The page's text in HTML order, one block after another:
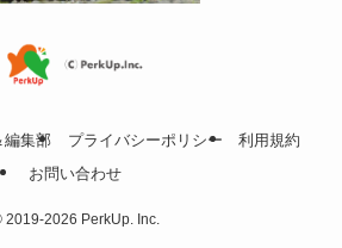
編集部 プライバシーポリシー
利用規約
お問い合わせ
2019-2026 PerkUp. Inc.